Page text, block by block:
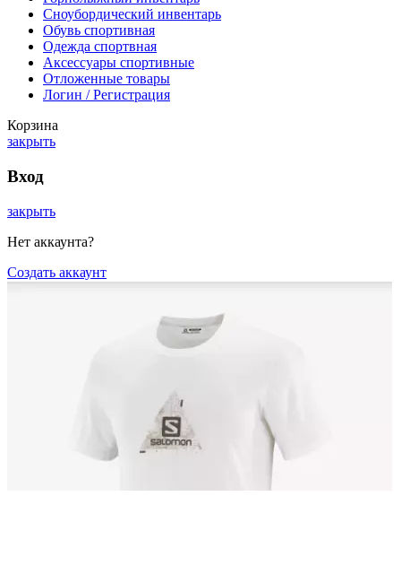
Сноубордический инвентарь
Обувь спортивная
Одежда спортвная
Аксессуары спортивные
Отложенные товары
Логин / Регистрация
Корзина
закрыть
Вход
закрыть
Нет аккаунта?
Создать аккаунт